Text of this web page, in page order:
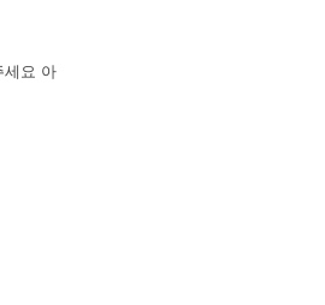
세요 아